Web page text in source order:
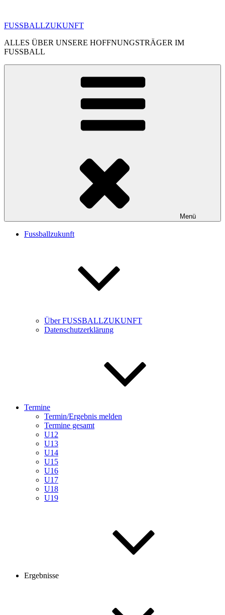
springen
FUSSBALLZUKUNFT
ALLES ÜBER UNSERE HOFFNUNGSTRÄGER IM
FUSSBALL
Menü
Fussballzukunft
Über FUSSBALLZUKUNFT
Datenschutzerklärung
Termine
Termin/Ergebnis melden
Termine gesamt
U12
U13
U14
U15
U16
U17
U18
U19
Ergebnisse